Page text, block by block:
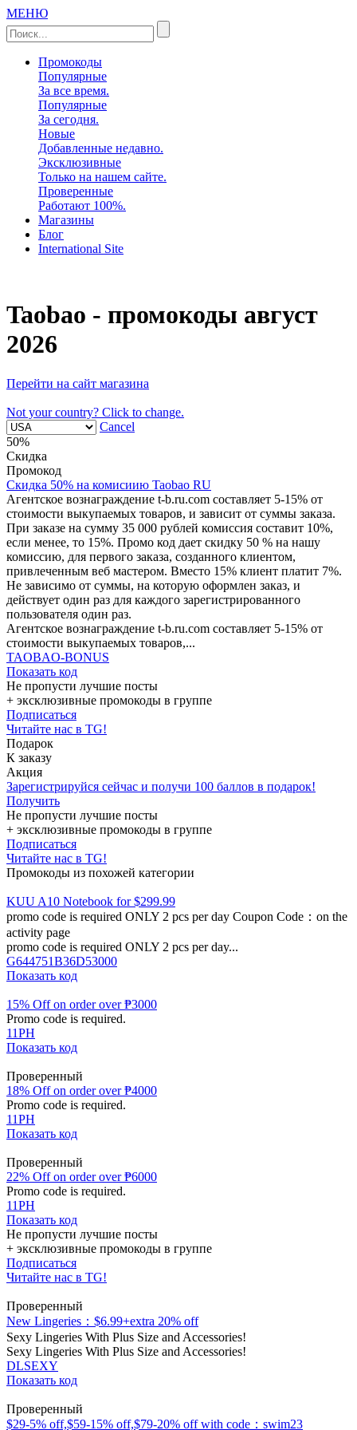
МЕНЮ
Промокоды
Популярные
За все время.
Популярные
За сегодня.
Новые
Добавленные недавно.
Эксклюзивные
Только на нашем сайте.
Проверенные
Работают 100%.
Магазины
Блог
International Site
Taobao - промокоды август
2026
Перейти на сайт магазина
Not your country? Click to change.
Cancel
50%
Скидка
Промокод
Скидка 50% на комисиию Taobao RU
Агентское вознаграждение t-b.ru.com составляет 5-15% от
стоимости выкупаемых товаров, и зависит от суммы заказа.
При заказе на сумму 35 000 рублей комиссия составит 10%,
если менее, то 15%. Промо код дает скидку 50 % на нашу
комиссию, для первого заказа, созданного клиентом,
привлеченным веб мастером. Вместо 15% клиент платит 7%.
Не зависимо от суммы, на которую оформлен заказ, и
действует один раз для каждого зарегистрированного
пользователя один раз.
Агентское вознаграждение t-b.ru.com составляет 5-15% от
стоимости выкупаемых товаров,...
TAOBAO-BONUS
Показать код
Не пропусти лучшие посты
+ эксклюзивные промокоды в группе
Подписаться
Читайте нас в TG!
Подарок
К заказу
Акция
Зарегистрируйся сейчас и получи 100 баллов в подарок!
Получить
Не пропусти лучшие посты
+ эксклюзивные промокоды в группе
Подписаться
Читайте нас в TG!
Промокоды из похожей категории
KUU A10 Notebook for $299.99
promo code is required ONLY 2 pcs per day Coupon Code：on the
activity page
promo code is required ONLY 2 pcs per day...
G644751B36D53000
Показать код
15% Off on order over ₱3000
Promo code is required.
11PH
Показать код
Проверенный
18% Off on order over ₱4000
Promo code is required.
11PH
Показать код
Проверенный
22% Off on order over ₱6000
Promo code is required.
11PH
Показать код
Не пропусти лучшие посты
+ эксклюзивные промокоды в группе
Подписаться
Читайте нас в TG!
Проверенный
New Lingeries：$6.99+extra 20% off
Sexy Lingeries With Plus Size and Accessories!
Sexy Lingeries With Plus Size and Accessories!
DLSEXY
Показать код
Проверенный
$29-5% off,$59-15% off,$79-20% off with code：swim23